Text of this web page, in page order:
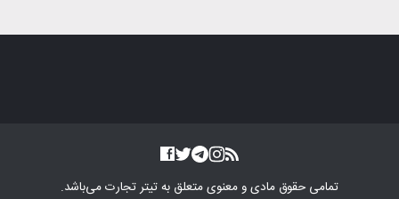
تمامی حقوق مادی و معنوی متعلق بهتیتر تجارتمی‌باشد.